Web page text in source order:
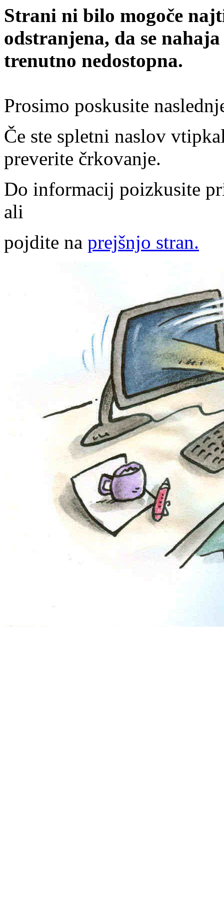
Strani ni bilo mogoče
odstranjena, da se
trenutno nedostopna.
Prosimo poskusite
Če ste spletni naslov
preverite črkovanje.
Do informacij poizkusite
ali
pojdite na prejšnjo stran.